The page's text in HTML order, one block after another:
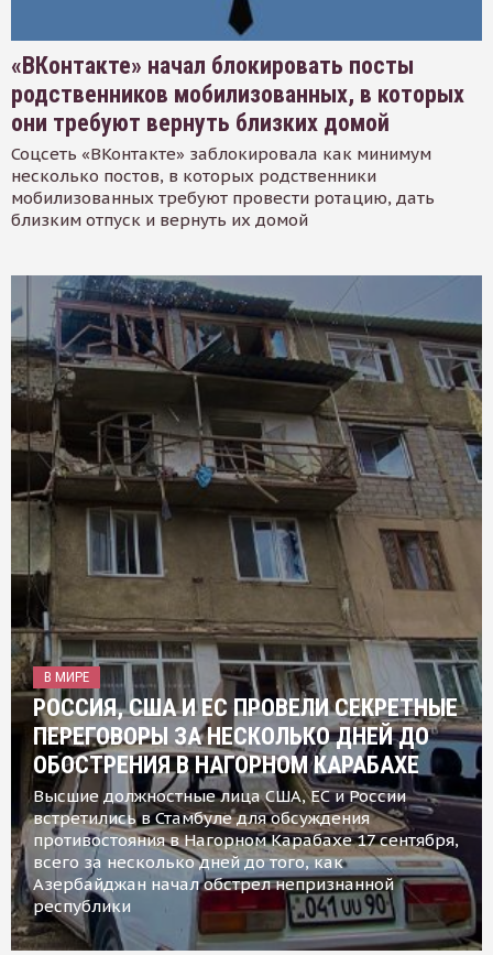
«ВКонтакте» начал блокировать посты
родственников мобилизованных, в которых
они требуют вернуть близких домой
Соцсеть «ВКонтакте» заблокировала как минимум
несколько постов, в которых родственники
мобилизованных требуют провести ротацию, дать
близким отпуск и вернуть их домой
В МИРЕ
РОССИЯ, США И ЕС ПРОВЕЛИ СЕКРЕТНЫЕ
ПЕРЕГОВОРЫ ЗА НЕСКОЛЬКО ДНЕЙ ДО
ОБОСТРЕНИЯ В НАГОРНОМ КАРАБАХЕ
Высшие должностные лица США, ЕС и России
встретились в Стамбуле для обсуждения
противостояния в Нагорном Карабахе 17 сентября,
всего за несколько дней до того, как
Азербайджан начал обстрел непризнанной
республики